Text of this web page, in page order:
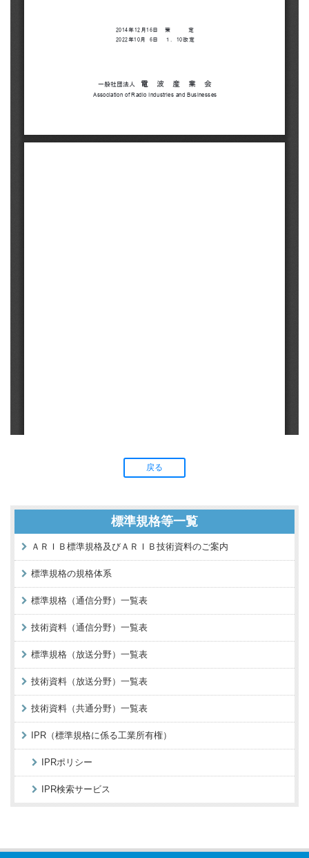
戻る
標準規格等一覧
ＡＲＩＢ標準規格及びＡＲＩＢ技術資料のご案内
標準規格の規格体系
標準規格（通信分野）一覧表
技術資料（通信分野）一覧表
標準規格（放送分野）一覧表
技術資料（放送分野）一覧表
技術資料（共通分野）一覧表
IPR（標準規格に係る工業所有権）
IPRポリシー
IPR検索サービス